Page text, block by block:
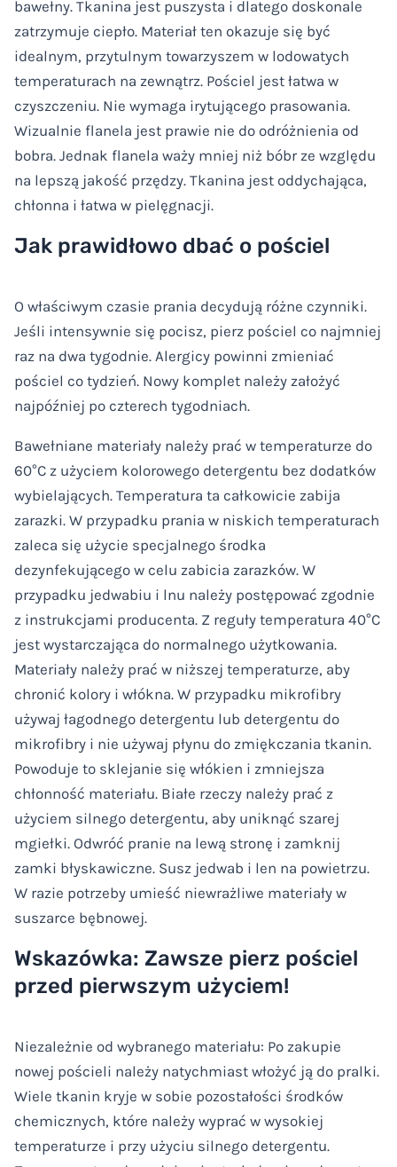
bawełny. Tkanina jest puszysta i dlatego doskonale
zatrzymuje ciepło. Materiał ten okazuje się być
idealnym, przytulnym towarzyszem w lodowatych
temperaturach na zewnątrz. Pościel jest łatwa w
czyszczeniu. Nie wymaga irytującego prasowania.
Wizualnie flanela jest prawie nie do odróżnienia od
bobra. Jednak flanela waży mniej niż bóbr ze względu
na lepszą jakość przędzy. Tkanina jest oddychająca,
chłonna i łatwa w pielęgnacji.
Jak prawidłowo dbać o pościel
O właściwym czasie prania decydują różne czynniki.
Jeśli intensywnie się pocisz, pierz pościel co najmniej
raz na dwa tygodnie. Alergicy powinni zmieniać
pościel co tydzień. Nowy komplet należy założyć
najpóźniej po czterech tygodniach.
Bawełniane materiały należy prać w temperaturze do
60°C z użyciem kolorowego detergentu bez dodatków
wybielających. Temperatura ta całkowicie zabija
zarazki. W przypadku prania w niskich temperaturach
zaleca się użycie specjalnego środka
dezynfekującego w celu zabicia zarazków. W
przypadku jedwabiu i lnu należy postępować zgodnie
z instrukcjami producenta. Z reguły temperatura 40°C
jest wystarczająca do normalnego użytkowania.
Materiały należy prać w niższej temperaturze, aby
chronić kolory i włókna. W przypadku mikrofibry
używaj łagodnego detergentu lub detergentu do
mikrofibry i nie używaj płynu do zmiękczania tkanin.
Powoduje to sklejanie się włókien i zmniejsza
chłonność materiału. Białe rzeczy należy prać z
użyciem silnego detergentu, aby uniknąć szarej
mgiełki. Odwróć pranie na lewą stronę i zamknij
zamki błyskawiczne. Susz jedwab i len na powietrzu.
W razie potrzeby umieść niewrażliwe materiały w
suszarce bębnowej.
Wskazówka: Zawsze pierz pościel
przed pierwszym użyciem!
Niezależnie od wybranego materiału: Po zakupie
nowej pościeli należy natychmiast włożyć ją do pralki.
Wiele tkanin kryje w sobie pozostałości środków
chemicznych, które należy wyprać w wysokiej
temperaturze i przy użyciu silnego detergentu.